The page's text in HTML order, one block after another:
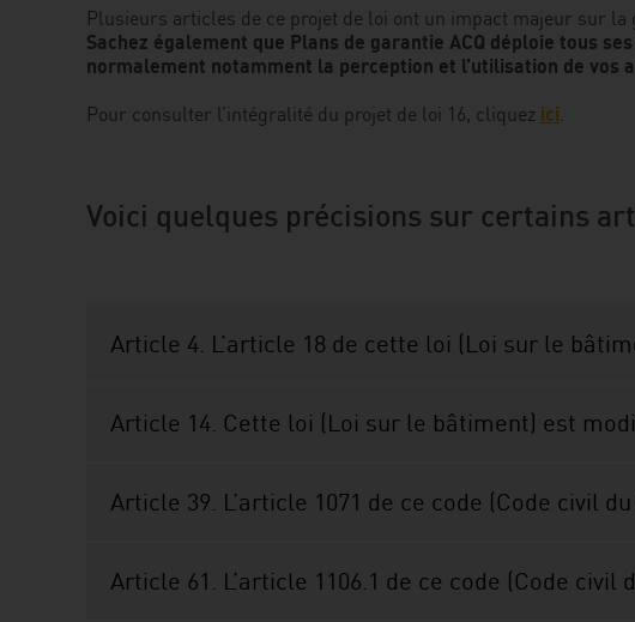
Plusieurs articles de ce projet de loi ont un impact majeur sur
Sachez également que Plans de garantie ACQ déploie tous
normalement notamment la perception et l’utilisation de vos
Pour consulter l’intégralité du projet de loi 16, cliquez ici.
Voici quelques précisions sur certains
Article 4. L’article 18 de cette loi (Loi sur le
Article 14. Cette loi (Loi sur le bâtiment) est
Article 39. L’article 1071 de ce code (Code civil
Article 61. L’article 1106.1 de ce code (Code